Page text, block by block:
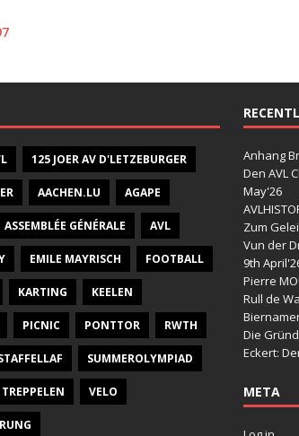
125 JOER AV D'LETZEBURGER
AACHEN.LU AGAPE
ASSEMBLÉE GÉNÉRALE AVL
EMILE MAYRISCH FOOTBALL
KARTING KEELEN
PICNIC PONTTOR RWTH
SUMMEROLYMPIAD
TREPPELEN VELO
Anhang
Den AVL
May'26
Zum
Vun der
9th
Pierre
Rull de
Die
Eckert:
META